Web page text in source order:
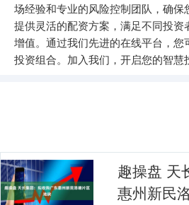
场经验和专业的风险控制团队，确
提供灵活的配资方案，满足不同投资
增值。通过我们先进的在线平台，
投资组合。加入我们，开启您的智慧
趣操盘 天
惠州新民